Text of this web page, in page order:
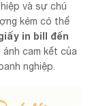
và sự chú
kém có thể
in bill đến
cam kết của
nghiệp.